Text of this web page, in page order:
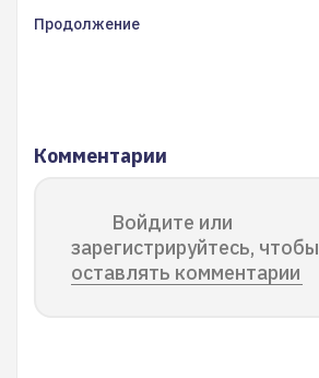
Продолжение
Комментарии
Войдите или
зарегистрируйтесь, чтобы
оставлять комментарии